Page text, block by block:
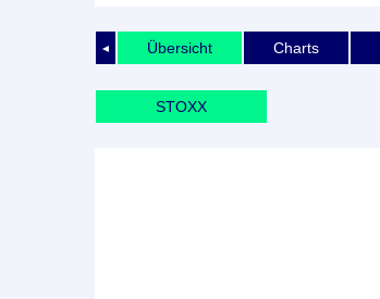
◄ Übersicht Charts
STOXX